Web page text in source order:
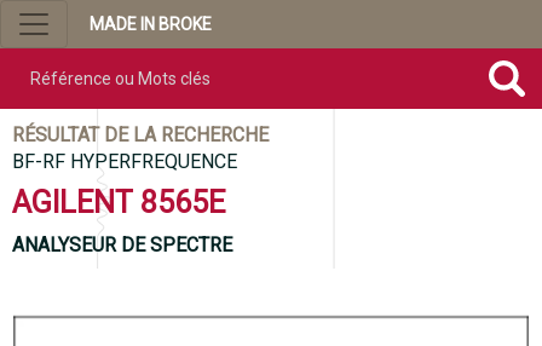
MADE IN BROKE
RÉSULTAT DE LA RECHERCHE
BF-RF HYPERFREQUENCE
AGILENT 8565E
ANALYSEUR DE SPECTRE